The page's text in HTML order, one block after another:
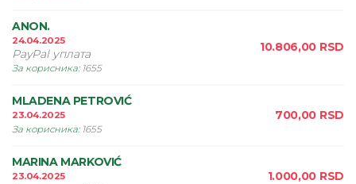
ANON.
24.04.2025
PayPal уплата
За корисника: 1655
10.806,00 RSD
MLADENA PETROVIĆ
23.04.2025
За корисника: 1655
700,00 RSD
MARINA MARKOVIĆ
23.04.2025
1.000,00 RSD